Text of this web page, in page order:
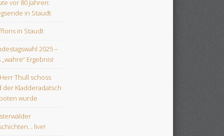
vor 80 Jahren:
in Staudt
in Staudt
2025 –
„wahre“ Ergebnis!
Thull schoss
der Kladderadatsch
wurde
live!